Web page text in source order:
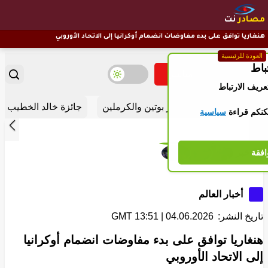
مصادرنت
العودة للرئيسية
هنغاريا توافق على بدء مفاوضات انضمام أوكرانيا إلى الاتحاد الأوروبي